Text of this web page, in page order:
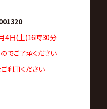
4日(土)16時30分
でご了承ください
利用ください